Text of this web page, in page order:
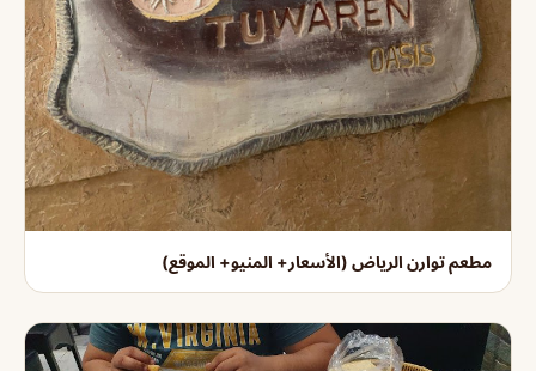
مطعم توارن الرياض (الأسعار+ المنيو+ الموقع)